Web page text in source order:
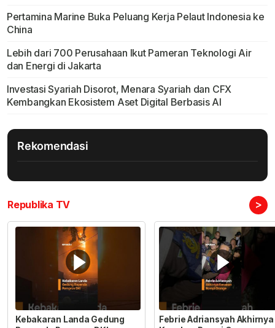
Pertamina Marine Buka Peluang Kerja Pelaut Indonesia ke
China
Lebih dari 700 Perusahaan Ikut Pameran Teknologi Air
dan Energi di Jakarta
Investasi Syariah Disorot, Menara Syariah dan CFX
Kembangkan Ekosistem Aset Digital Berbasis AI
Rekomendasi
Republika TV >
Kebakaran Landa Gedung
Febrie Adriansyah Akhirnya